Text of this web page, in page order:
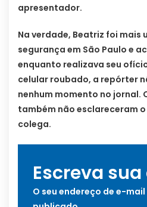
apresentador.
Na verdade, Beatriz foi mais
segurança em São Paulo e
enquanto realizava seu
celular roubado, a repórter
nenhum momento no jornal.
também não esclareceram
colega.
Escreva
O seu endereço de e-